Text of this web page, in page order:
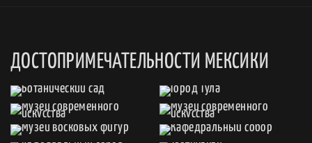
ДОСТОПРИМЕЧАТЕЛЬНОСТИ МЕКСИКИ